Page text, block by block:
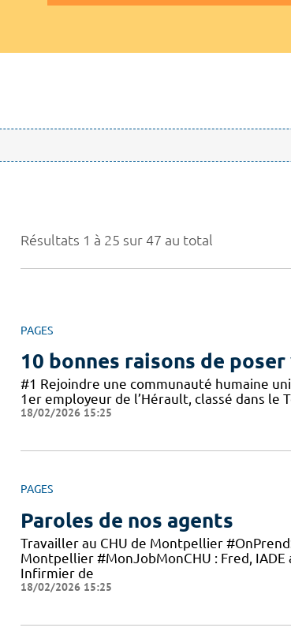
Résultats 1 à 25 sur 47 au total
PAGES
10 bonnes raisons de
#1 Rejoindre une communauté humaine
1er employeur de l’Hérault, classé dans le
18/02/2026 15:25
PAGES
Paroles de nos agents
Travailler au CHU de Montpellier
Montpellier #MonJobMonCHU : Fred,
Infirmier de
18/02/2026 15:25